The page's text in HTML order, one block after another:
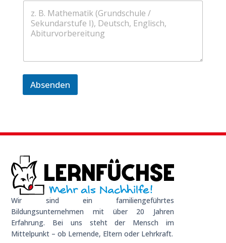
Absenden
Wir sind ein familiengeführtes
Bildungsunternehmen mit über 20 Jahren
Erfahrung. Bei uns steht der Mensch im
Mittelpunkt – ob Lernende, Eltern oder Lehrkraft.